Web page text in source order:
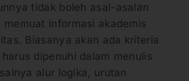
tidak boleh asal-asalan
memuat informasi akademis
Biasanya akan ada kriteria
dipenuhi dalam menulis
alur logika, urutan